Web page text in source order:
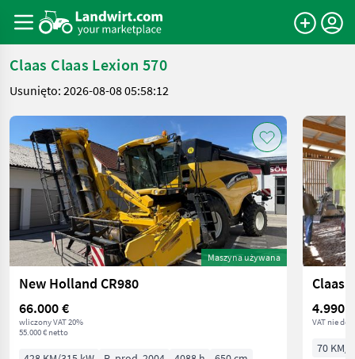
Claas Claas Lexion 570
Usunięto: 2026-08-08 05:58:12
Maszyna używana
New Holland CR980
66.000 €
wliczony VAT 20%
55.000 € netto
Claas
4.990 €
VAT nie
70 KM/